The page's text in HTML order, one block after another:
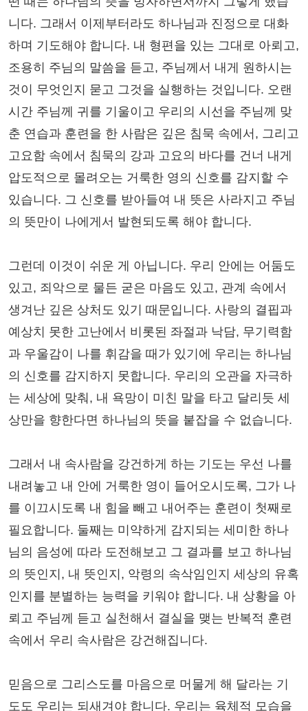
니다. 그래서 이제부터라도 하나님과 진정으로 대화
하며 기도해야 합니다. 내 형편을 있는 그대로 아뢰고,
조용히 주님의 말씀을 듣고, 주님께서 내게 원하시는
것이 무엇인지 묻고 그것을 실행하는 것입니다. 오랜
시간 주님께 귀를 기울이고 우리의 시선을 주님께 맞
춘 연습과 훈련을 한 사람은 깊은 침묵 속에서, 그리고
고요함 속에서 침묵의 강과 고요의 바다를 건너 내게
압도적으로 몰려오는 거룩한 영의 신호를 감지할 수
있습니다. 그 신호를 받아들여 내 뜻은 사라지고 주님
의 뜻만이 나에게서 발현되도록 해야 합니다.
그런데 이것이 쉬운 게 아닙니다. 우리 안에는 어둠도
있고, 죄악으로 물든 굳은 마음도 있고, 관계 속에서
생겨난 깊은 상처도 있기 때문입니다. 사랑의 결핍과
예상치 못한 고난에서 비롯된 좌절과 낙담, 무기력함
과 우울감이 나를 휘감을 때가 있기에 우리는 하나님
의 신호를 감지하지 못합니다. 우리의 오관을 자극하
는 세상에 맞춰, 내 욕망이 미친 말을 타고 달리듯 세
상만을 향한다면 하나님의 뜻을 붙잡을 수 없습니다.
그래서 내 속사람을 강건하게 하는 기도는 우선 나를
내려놓고 내 안에 거룩한 영이 들어오시도록, 그가 나
를 이끄시도록 내 힘을 빼고 내어주는 훈련이 첫째로
필요합니다. 둘째는 미약하게 감지되는 세미한 하나
님의 음성에 따라 도전해보고 그 결과를 보고 하나님
의 뜻인지, 내 뜻인지, 악령의 속삭임인지 세상의 유혹
인지를 분별하는 능력을 키워야 합니다. 내 상황을 아
뢰고 주님께 듣고 실천해서 결실을 맺는 반복적 훈련
속에서 우리 속사람은 강건해집니다.
믿음으로 그리스도를 마음으로 머물게 해 달라는 기
도도 우리는 되새겨야 합니다. 우리는 육체적 모습을